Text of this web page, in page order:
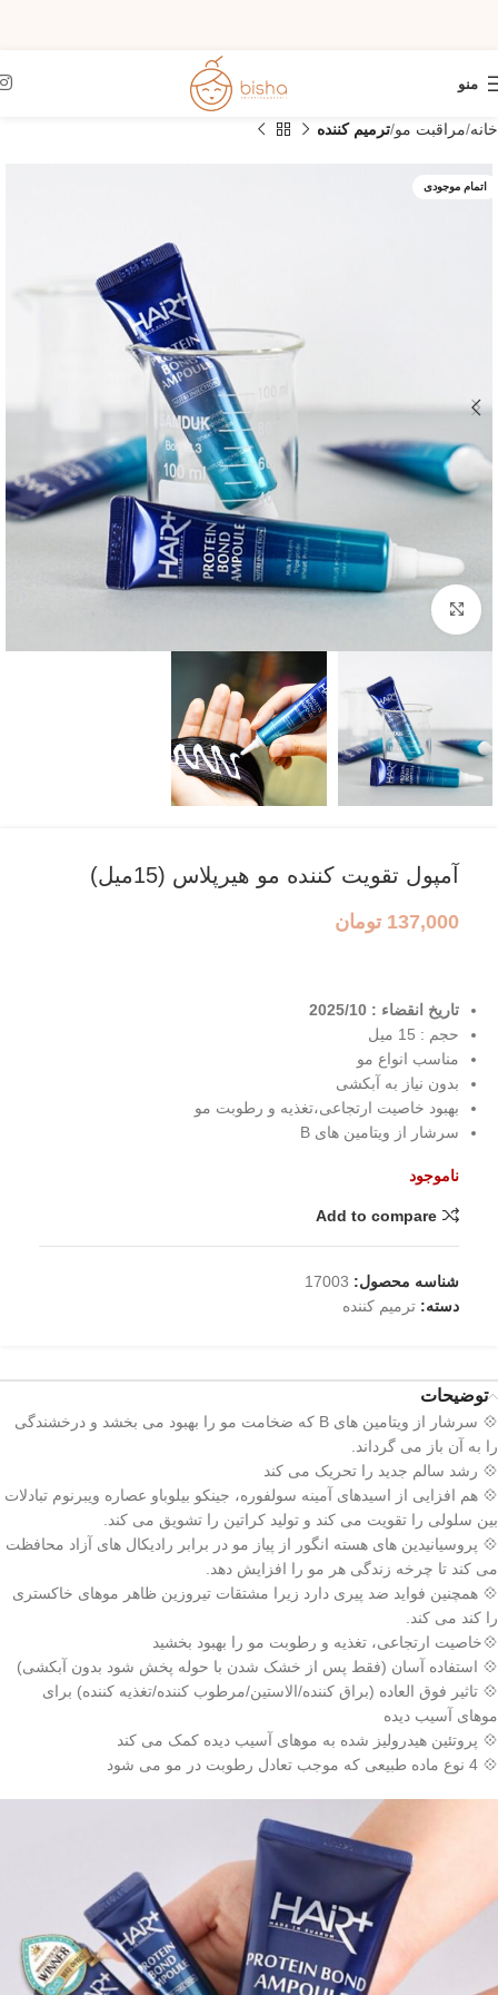
منو
خانه مراقبت مو ترمیم کننده
اتمام موجودی
بزرگنمایی تصویر
آمپول تقویت کننده مو هیرپلاس (15میل)
137,000 تومان
تاریخ انقضاء : 2025/10
حجم : 15 میل
مناسب انواع مو
بدون نیاز به آبکشی
بهبود خاصیت ارتجاعی،تغذیه و رطوبت مو
سرشار از ویتامین های B
ناموجود
Add to compare
شناسه محصول: 17003
دسته: ترمیم کننده
توضیحات
💠 سرشار از ویتامین های B که ضخامت مو را بهبود می بخشد و درخشندگی
را به آن باز می گرداند.
💠 رشد سالم جدید را تحریک می کند
💠 هم افزایی از اسیدهای آمینه سولفوره، جینکو بیلوباو عصاره ویبرنوم تبادلات
بین سلولی را تقویت می کند و تولید کراتین را تشویق می کند.
💠 پروسیانیدین های هسته انگور از پیاز مو در برابر رادیکال های آزاد محافظت
می کند تا چرخه زندگی هر مو را افزایش دهد.
💠 همچنین فواید ضد پیری دارد زیرا مشتقات تیروزین ظاهر موهای خاکستری
را کند می کند.
💠خاصیت ارتجاعی، تغذیه و رطوبت مو را بهبود بخشید
💠 استفاده آسان (فقط پس از خشک شدن با حوله پخش شود بدون آبکشی)
💠 تاثیر فوق العاده (براق کننده/الاستین/مرطوب کننده/تغذیه کننده) برای
موهای آسیب دیده
💠 پروتئین هیدرولیز شده به موهای آسیب دیده کمک می کند
💠 4 نوع ماده طبیعی که موجب تعادل رطوبت در مو می شود